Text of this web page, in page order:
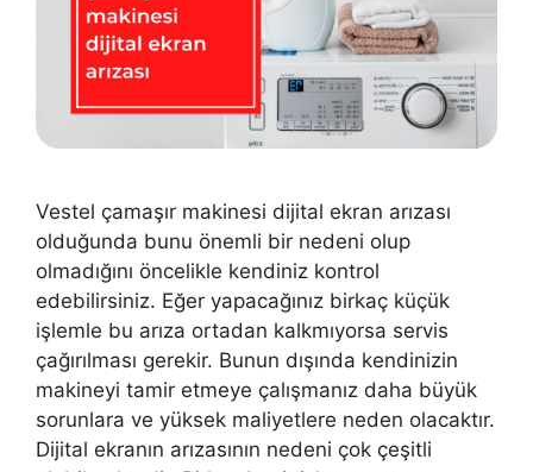
Vestel çamaşır makinesi dijital ekran arızası
olduğunda bunu önemli bir nedeni olup
olmadığını öncelikle kendiniz kontrol
edebilirsiniz. Eğer yapacağınız birkaç küçük
işlemle bu arıza ortadan kalkmıyorsa servis
çağırılması gerekir. Bunun dışında kendinizin
makineyi tamir etmeye çalışmanız daha büyük
sorunlara ve yüksek maliyetlere neden olacaktır.
Dijital ekranın arızasının nedeni çok çeşitli